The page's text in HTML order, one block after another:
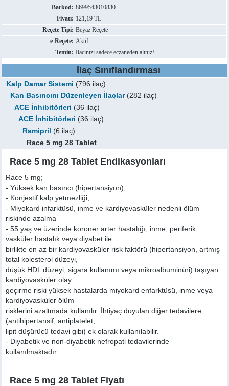
Barkod: 8699543010830
Fiyatı: 121,19 TL
Reçete Tipi: Beyaz Reçete
e-Reçete: Aktif
Temin: İlacınızı sadece eczaneden alınız!
İlaç Sınıflandırması
Kalp Damar Sistemi (796 ilaç)
Kan Basıncını Düzenleyen İlaçlar(282 ilaç)
ACE İnhibitörleri (36 ilaç)
ACE İnhibitörleri (36 ilaç)
Ramipril
(6 ilaç)
Race 5 mg 28 Tablet
Race 5 mg 28 Tablet Endikasyonları
Race 5 mg;
- Yüksek kan basıncı (hipertansiyon),
- Konjestif kalp yetmezliği,
- Miyokard infarktüsü, inme ve kardiyovasküler nedenli ölüm
riskinde azalma
- 55 yaş ve üzerinde koroner arter hastalığı, inme, periferik
vasküler hastalık veya diyabet ile
birlikte en az bir kardiyovasküler risk faktörü (hipertansiyon, artmış
total kolesterol düzeyi,
düşük HDL düzeyi, sigara kullanımı veya mikroalbuminüri) taşıyan
kardiyovasküler olay
geçirme riski yüksek hastalarda miyokard enfarktüsü, inme veya
kardiyovasküler ölüm
risklerini azaltmada kullanılır. İhtiyaç duyulan diğer tedavilere
(antihipertansif, antiplatelet,
lipit düşürücü tedavi gibi) ek olarak kullanılabilir.
- Diyabetik ve non-diyabetik nefropati tedavilerinde
kullanılmaktadır.
Race 5 mg 28 Tablet Fiyatı